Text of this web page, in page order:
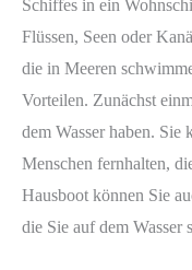
Schiffes in ein
Flüssen, Seen oder
die in Meeren
Vorteilen. Zunächst
dem Wasser haben. Sie
Menschen fernhalten,
Hausboot können Sie
die Sie auf dem Wasser